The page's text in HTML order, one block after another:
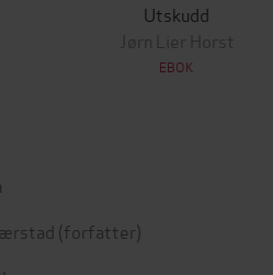
Utskudd
Jørn Lier Horst
EBOK
(forfatter)